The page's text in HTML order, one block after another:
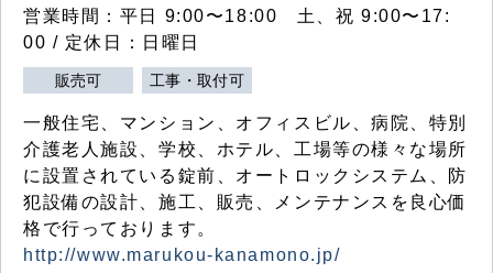
営業時間：平日 9:00〜18:00 土、祝 9:00〜17:
00 / 定休日：日曜日
販売可 工事・取付可
一般住宅、マンション、オフィスビル、病院、特別
介護老人施設、学校、ホテル、工場等の様々な場所
に設置されている錠前、オートロックシステム、防
犯設備の設計、施工、販売、メンテナンスを良心価
格で行っております。
http://www.marukou-kanamono.jp/